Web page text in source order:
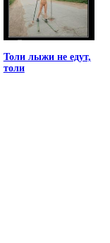
Толи лыжи не едут,
толи